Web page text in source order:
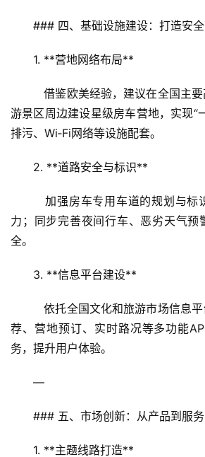
页
文
### 四、基础设施建设：打造安
1. **营地网络布局**
   借鉴欧美经验，建议在全国主要高速公路出入口、旅
游景区周边建设星级房车营地，实现“
排污、Wi‑Fi网络等设施配套。
2. **道路安全与标识**
   加强房车专用车道的规划与标识，提升道路通行能
力；同步完善夜间行车、恶劣天气预
全。
3. **信息平台建设**
   依托全国文化和旅游市场信息平台，构建房车线路推
荐、营地预订、实时路况等多功能
务，提升用户体验。
—
### 五、市场创新：从产品到服
1. **主题线路打造**